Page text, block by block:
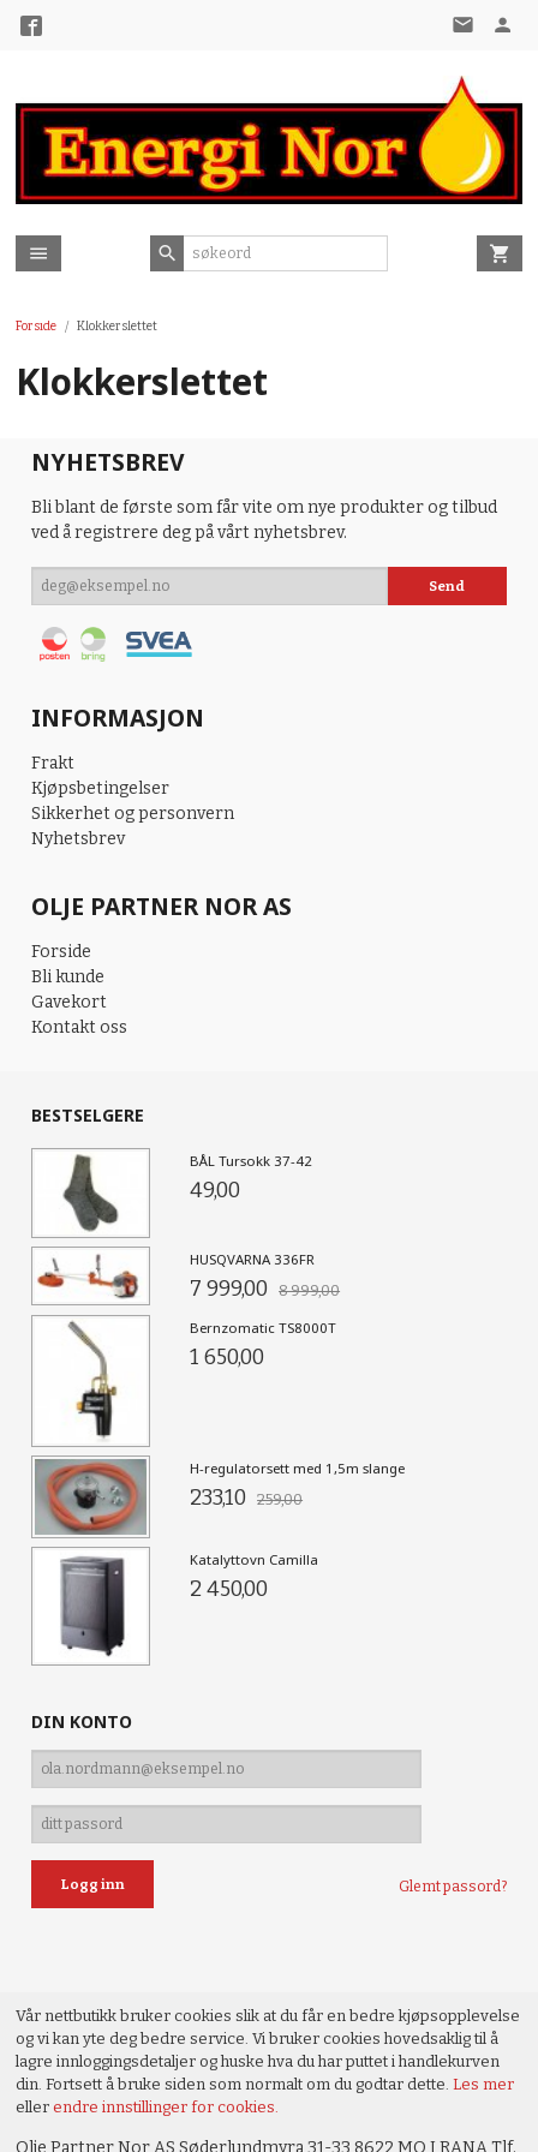
Forside Klokkerslettet
Klokkerslettet
NYHETSBREV
Bli blant de første som får vite om nye produkter og tilbud
ved å registrere deg på vårt nyhetsbrev.
INFORMASJON
Frakt
Kjøpsbetingelser
Sikkerhet og personvern
Nyhetsbrev
OLJE PARTNER NOR AS
Forside
Bli kunde
Gavekort
Kontakt oss
BESTSELGERE
BÅL Tursokk 37-42
49,00
HUSQVARNA 336FR
7 999,00 8 999,00
Bernzomatic TS8000T
1 650,00
H-regulatorsett med 1,5m slange
233,10 259,00
Katalyttovn Camilla
2 450,00
DIN KONTO
Glemt passord?
Vår nettbutikk bruker cookies slik at du får en bedre kjøpsopplevelse
og vi kan yte deg bedre service. Vi bruker cookies hovedsaklig til å
lagre innloggingsdetaljer og huske hva du har puttet i handlekurven
din. Fortsett å bruke siden som normalt om du godtar dette.Les mer
ellerendre innstillinger for cookies.
Olje Partner Nor AS Søderlundmyra 31-33 8622 MO I RANA Tlf.